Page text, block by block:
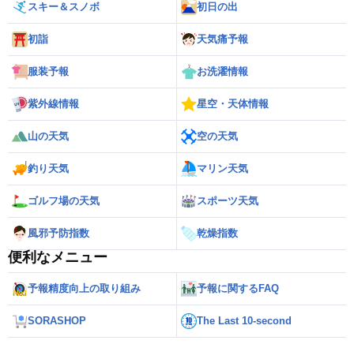
スキー＆スノボ 初日の出
初詣 天気痛予報
服装予報 お洗濯情報
紫外線情報 星空・天体情報
山の天気 空の天気
釣り天気 マリン天気
ゴルフ場の天気 スポーツ天気
風邪予防指数 乾燥指数
便利なメニュー
予報精度向上の取り組み 予報に関するFAQ
SORASHOP The Last 10-second